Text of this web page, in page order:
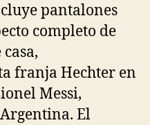
pantalones
completo de
franja Hechter en
Messi,
El